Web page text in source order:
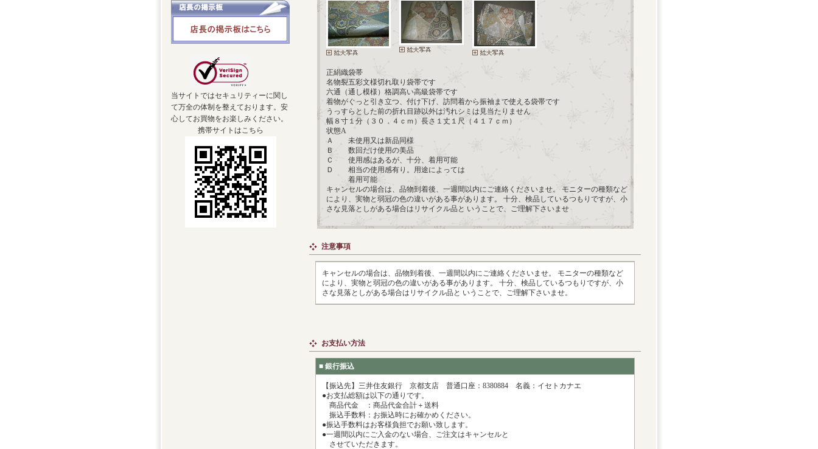
当サイトではセキュリティーに関し
て万全の体制を整えております。安
心してお買物をお楽しみください。
携帯サイトはこちら
正絹織袋帯
名物裂五彩文様切れ取り袋帯です
六通（通し模様）格調高い高級袋帯です
着物がぐっと引き立つ、付け下げ、訪問着から振袖まで使える袋帯です
うっすらとした前の折れ目跡以外は汚れシミは見当たりません
幅８寸１分（３０．４ｃｍ）長さ１丈１尺（４１７ｃｍ）
状態A
Ａ 未使用又は新品同様
Ｂ 数回だけ使用の美品
Ｃ 使用感はあるが、十分、着用可能
Ｄ 相当の使用感有り。用途によっては
着用可能
キャンセルの場合は、品物到着後、一週間以内にご連絡くださいませ。 モニターの種類など
により、実物と弱冠の色の違いがある事があります。 十分、検品しているつもりですが、小
さな見落としがある場合はリサイクル品と いうことで、ご理解下さいませ
注意事項
キャンセルの場合は、品物到着後、一週間以内にご連絡くださいませ。 モニターの種類など
により、実物と弱冠の色の違いがある事があります。 十分、検品しているつもりですが、小
さな見落としがある場合はリサイクル品と いうことで、ご理解下さいませ。
お支払い方法
■ 銀行振込
【振込先】三井住友銀行 京都支店 普通口座：8380884 名義：イセトカナエ
●お支払総額は以下の通りです。
商品代金 ：商品代金合計＋送料
振込手数料：お振込時にお確かめください。
●振込手数料はお客様負担でお願い致します。
●一週間以内にご入金のない場合、ご注文はキャンセルと
させていただきます。